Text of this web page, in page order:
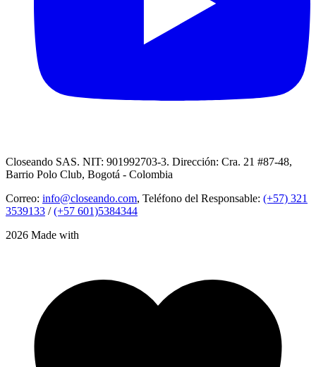
Closeando SAS. NIT: 901992703-3. Dirección: Cra. 21 #87-48,
Barrio Polo Club, Bogotá - Colombia
Correo: info@closeando.com, Teléfono del Responsable: (+57) 321
3539133 /(+57 601)5384344
2026 Made with